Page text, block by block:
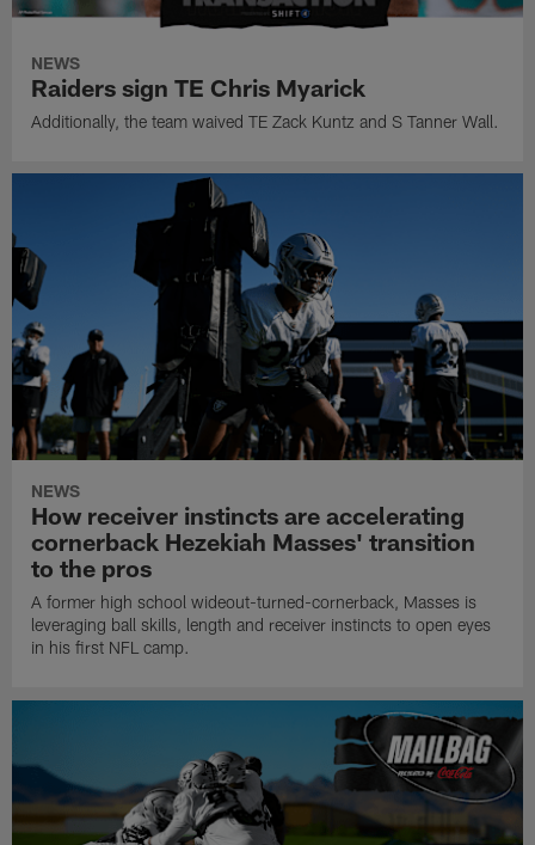
NEWS
Raiders sign TE Chris Myarick
Additionally, the team waived TE Zack Kuntz and S Tanner Wall.
NEWS
How receiver instincts are accelerating
cornerback Hezekiah Masses' transition
to the pros
A former high school wideout-turned-cornerback, Masses is
leveraging ball skills, length and receiver instincts to open eyes
in his first NFL camp.